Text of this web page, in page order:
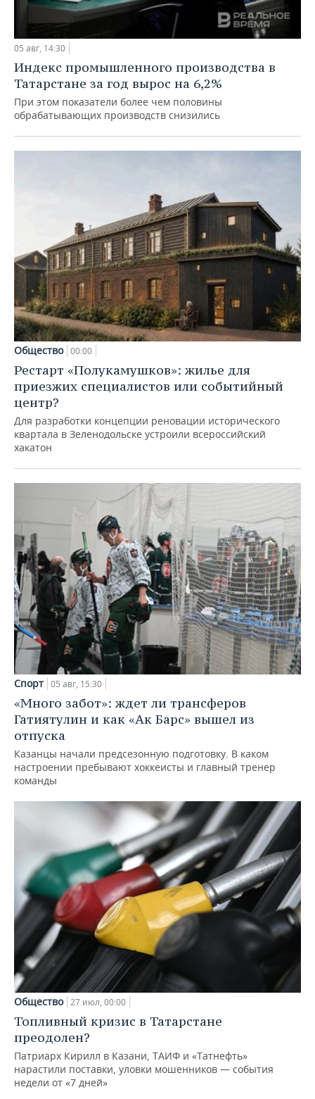
05 авг, 14:30
Индекс промышленного производства в
Татарстане за год вырос на 6,2%
При этом показатели более чем половины
обрабатывающих производств снизились
Общество 00:00
Рестарт «Полукамушков»: жилье для
приезжих специалистов или событийный
центр?
Для разработки концепции реновации исторического
квартала в Зеленодольске устроили всероссийский
хакатон
Спорт 05 авг, 15:30
«Много забот»: ждет ли трансферов
Гатиятулин и как «Ак Барс» вышел из
отпуска
Казанцы начали предсезонную подготовку. В каком
настроении пребывают хоккеисты и главный тренер
команды
Общество 27 июл, 00:00
Топливный кризис в Татарстане
преодолен?
Патриарх Кирилл в Казани, ТАИФ и «Татнефть»
нарастили поставки, уловки мошенников — события
недели от «7 дней»